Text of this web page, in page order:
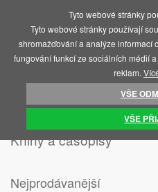
ÚVOD KNIHY A ČASOPISY
Knihy a časopisy
Nejprodávanější
Tyto webové stránky
Tyto webové stránky používají
shromažďování a analýze informací
fungování funkcí ze sociálních médií
reklam.
VŠE
VŠE